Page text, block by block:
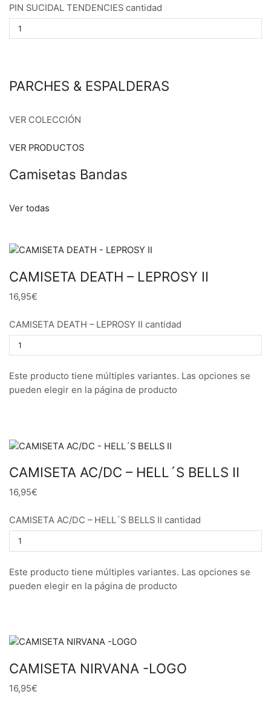
PIN SUCIDAL TENDENCIES cantidad
PARCHES & ESPALDERAS
VER COLECCIÓN
VER PRODUCTOS
Camisetas Bandas
Ver todas
CAMISETA DEATH – LEPROSY II
16,95€
CAMISETA DEATH – LEPROSY II cantidad
Este producto tiene múltiples variantes. Las opciones se
pueden elegir en la página de producto
CAMISETA AC/DC – HELL´S BELLS II
16,95€
CAMISETA AC/DC – HELL´S BELLS II cantidad
Este producto tiene múltiples variantes. Las opciones se
pueden elegir en la página de producto
CAMISETA NIRVANA -LOGO
16,95€